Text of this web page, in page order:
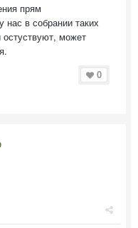
прям
нас в собрании таких
может
0